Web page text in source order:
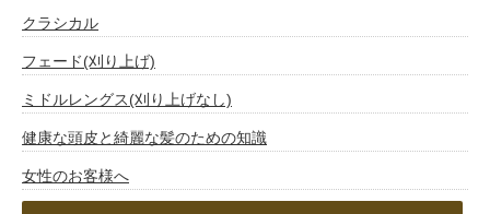
クラシカル
フェード(刈り上げ)
ミドルレングス(刈り上げなし)
健康な頭皮と綺麗な髪のための知識
女性のお客様へ